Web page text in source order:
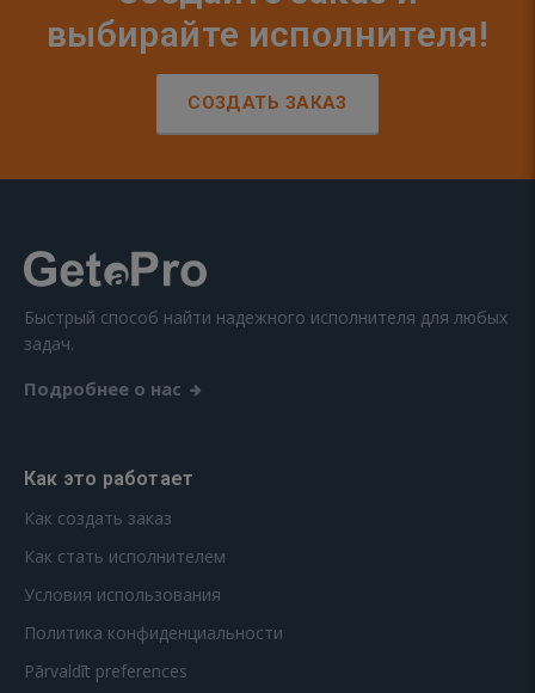
выбирайте исполнителя!
СОЗДАТЬ ЗАКАЗ
Быстрый способ найти надежного исполнителя для любых
задач.
Подробнее о нас
Как это работает
Как создать заказ
Как стать исполнителем
Условия использования
Политика конфиденциальности
Pārvaldīt preferences